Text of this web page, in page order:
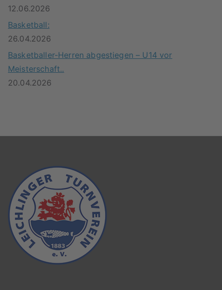
12.06.2026
Basketball:
26.04.2026
Basketballer-Herren abgestiegen – U14 vor
Meisterschaft..
20.04.2026